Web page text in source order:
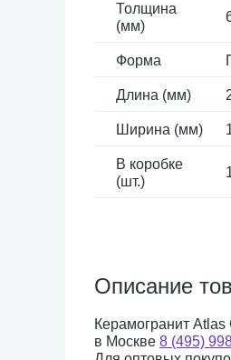
Толщина
(мм)
Форма
Длина (мм)
Ширина (мм)
В коробке
(шт.)
Описание
Керамогранит
в Москве 8 (495)